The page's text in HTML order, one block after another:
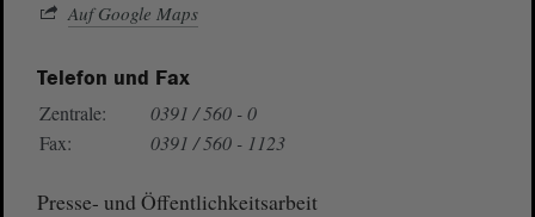
Auf Google Maps
Telefon und Fax
Zentrale:
0391 / 560 - 0
Fax:
0391 / 560 - 1123
Presse- und Öffentlichkeitsarbeit